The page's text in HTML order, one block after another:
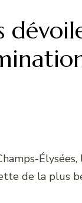
de la plus